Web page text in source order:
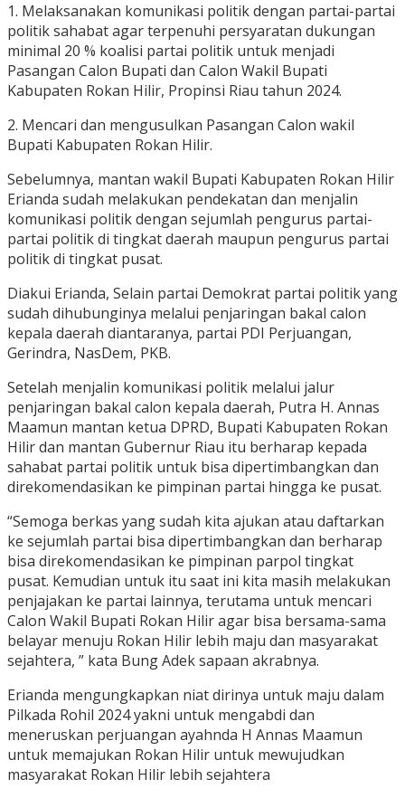
1. Melaksanakan komunikasi politik dengan partai-partai
politik sahabat agar terpenuhi persyaratan dukungan
minimal 20 % koalisi partai politik untuk menjadi
Pasangan Calon Bupati dan Calon Wakil Bupati
Kabupaten Rokan Hilir, Propinsi Riau tahun 2024.
2. Mencari dan mengusulkan Pasangan Calon wakil
Bupati Kabupaten Rokan Hilir.
Sebelumnya, mantan wakil Bupati Kabupaten Rokan Hilir
Erianda sudah melakukan pendekatan dan menjalin
komunikasi politik dengan sejumlah pengurus partai-
partai politik di tingkat daerah maupun pengurus partai
politik di tingkat pusat.
Diakui Erianda, Selain partai Demokrat partai politik yang
sudah dihubunginya melalui penjaringan bakal calon
kepala daerah diantaranya, partai PDI Perjuangan,
Gerindra, NasDem, PKB.
Setelah menjalin komunikasi politik melalui jalur
penjaringan bakal calon kepala daerah, Putra H. Annas
Maamun mantan ketua DPRD, Bupati Kabupaten Rokan
Hilir dan mantan Gubernur Riau itu berharap kepada
sahabat partai politik untuk bisa dipertimbangkan dan
direkomendasikan ke pimpinan partai hingga ke pusat.
“Semoga berkas yang sudah kita ajukan atau daftarkan
ke sejumlah partai bisa dipertimbangkan dan berharap
bisa direkomendasikan ke pimpinan parpol tingkat
pusat. Kemudian untuk itu saat ini kita masih melakukan
penjajakan ke partai lainnya, terutama untuk mencari
Calon Wakil Bupati Rokan Hilir agar bisa bersama-sama
belayar menuju Rokan Hilir lebih maju dan masyarakat
sejahtera, ” kata Bung Adek sapaan akrabnya.
Erianda mengungkapkan niat dirinya untuk maju dalam
Pilkada Rohil 2024 yakni untuk mengabdi dan
meneruskan perjuangan ayahnda H Annas Maamun
untuk memajukan Rokan Hilir untuk mewujudkan
masyarakat Rokan Hilir lebih sejahtera